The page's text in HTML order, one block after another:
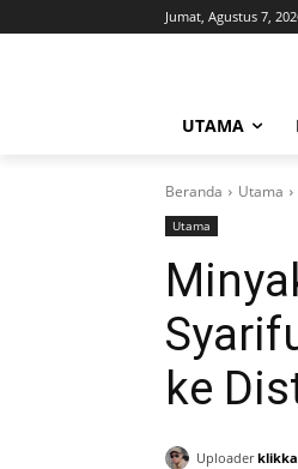
Jumat, Agustus 7,
UTAMA
Beranda Utama
Utama
ke
Uploader